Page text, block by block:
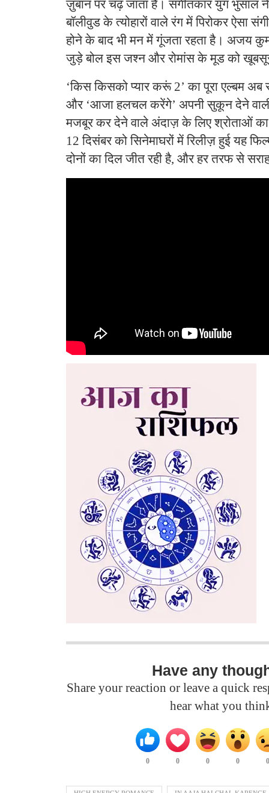
ज़ुबान पर चढ़ जाता है। संगीतकार युग भुसाल
बॉलीवुड के त्योहारों वाले रंग में पिरोकर ऐसा
होने के बाद भी मन में गूंजता रहता है। अजय
जुड़े बोल इस जश्न और रोमांस के मूड को
‘किस किसको प्यार करूं 2’ का पूरा एल्बम अब
और ‘आजा हलचल करेंगे’ अपनी सुकून देने
मजबूर कर देने वाले अंदाज़ के लिए श्रोताओं का
12 दिसंबर को सिनेमाघरों में रिलीज़ हुई यह
दोनों का दिल जीत रही है, और हर तरफ से
Have any
Share your reaction or leave a quick
hear what you
0 0 0 0